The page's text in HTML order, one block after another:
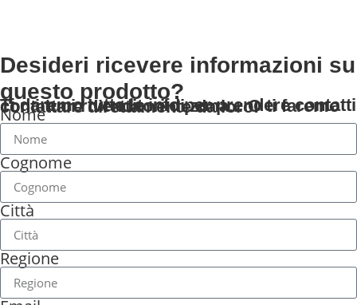
Desideri ricevere informazioni su
questo prodotto?
Ti daremo tutte le info per prendere contatti con i tuoi rivenditori di zona... O ti faremo contattare direttamente da loro!
Nome
Cognome
Città
Regione